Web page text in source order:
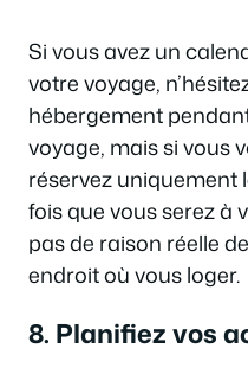
Si vous avez un
votre voyage,
hébergement
voyage, mais si vous
réservez uniquement
fois que vous serez à
pas de raison réelle
endroit où vous loger.
8. Planifiez vos